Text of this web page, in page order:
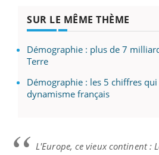
SUR LE MÊME THÈME
Démographie : plus de 7
Terre
Démographie : les 5 chiffres
dynamisme français
L'Europe, ce vieux continent :